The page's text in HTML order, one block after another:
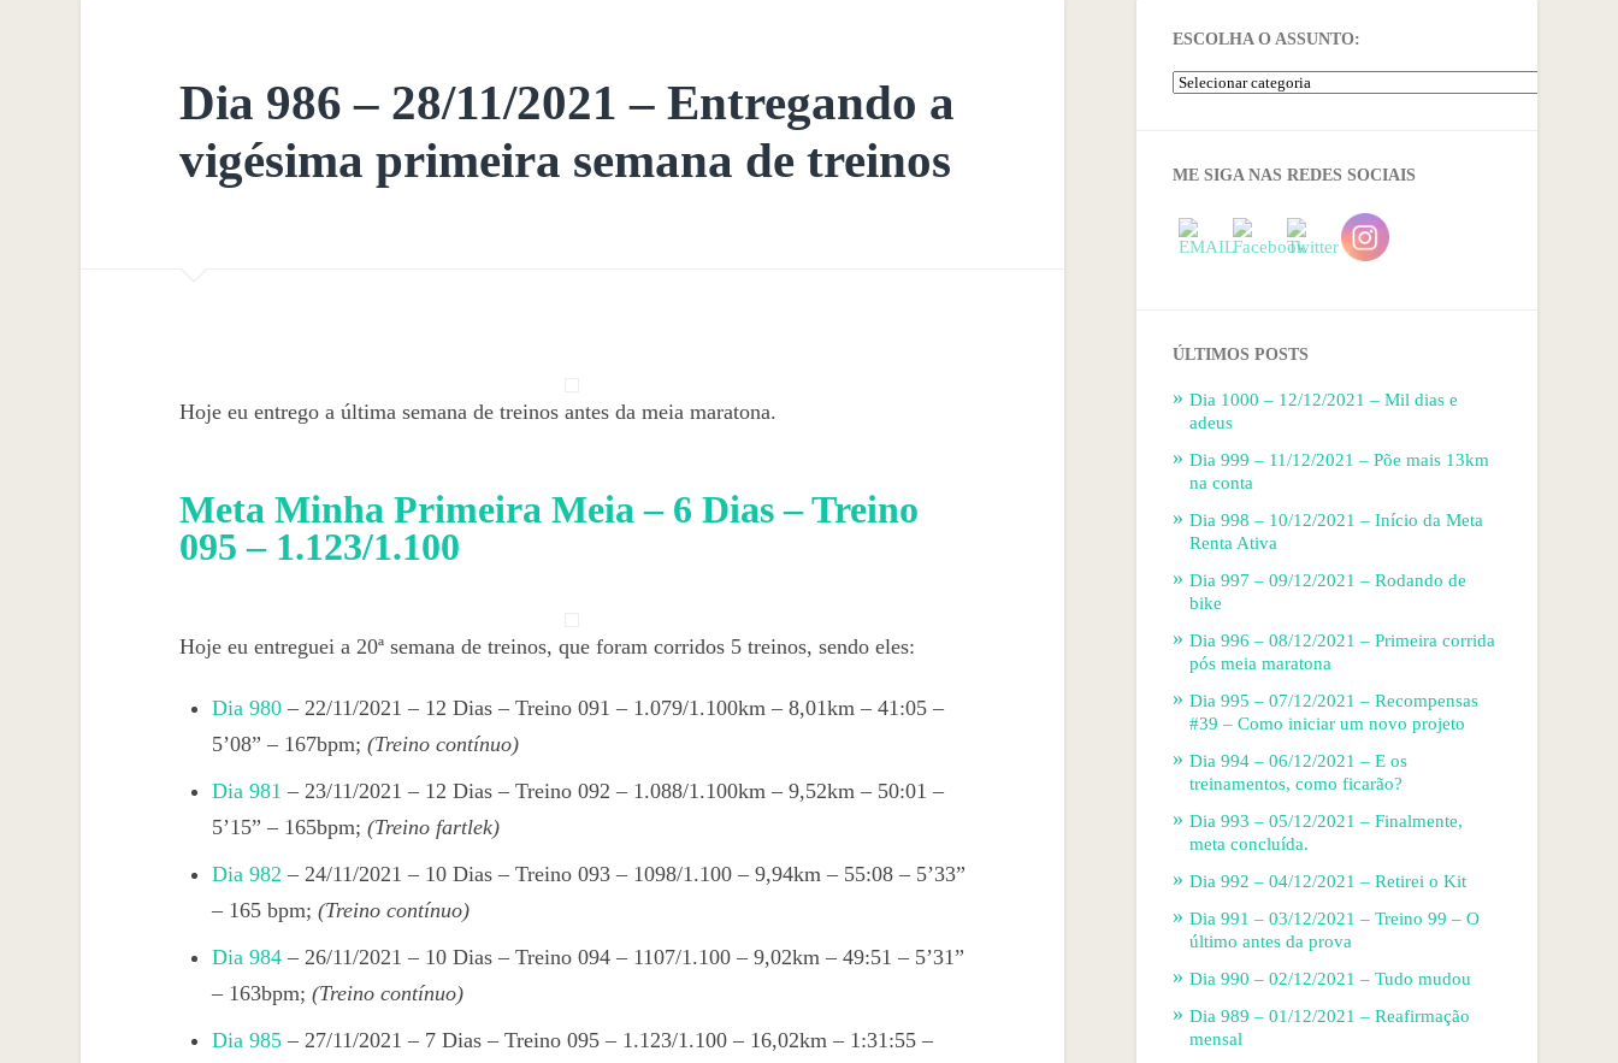
Dia 986 – 28/11/2021 – Entregando a
vigésima primeira semana de treinos
Hoje eu entrego a última semana de treinos antes da meia maratona.
Meta Minha Primeira Meia – 6 Dias – Treino
095 – 1.123/1.100
Hoje eu entreguei a 20ª semana de treinos, que foram corridos 5 treinos, sendo eles:
Dia 980– 22/11/2021 – 12 Dias – Treino 091 – 1.079/1.100km – 8,01km – 41:05 –
5’08” – 167bpm; (Treino contínuo)
Dia 981 – 23/11/2021 – 12 Dias – Treino 092 – 1.088/1.100km – 9,52km – 50:01 –
5’15” – 165bpm; (Treino fartlek)
Dia 982 – 24/11/2021 – 10 Dias – Treino 093 – 1098/1.100 – 9,94km – 55:08 – 5’33”
– 165 bpm; (Treino contínuo)
Dia 984– 26/11/2021 – 10 Dias – Treino 094 – 1107/1.100 – 9,02km – 49:51 – 5’31”
– 163bpm; (Treino contínuo)
Dia 985– 27/11/2021 – 7 Dias – Treino 095 – 1.123/1.100 – 16,02km – 1:31:55 –
ESCOLHA O ASSUNTO:
ME SIGA NAS REDES SOCIAIS
ÚLTIMOS POSTS
Dia 1000 – 12/12/2021 – Mil dias e
adeus
Dia 999 – 11/12/2021 – Põe mais 13km
na conta
Dia 998 – 10/12/2021 – Início da Meta
Renta Ativa
Dia 997 – 09/12/2021 – Rodando de
bike
Dia 996 – 08/12/2021 – Primeira corrida
pós meia maratona
Dia 995 – 07/12/2021 – Recompensas
#39 – Como iniciar um novo projeto
Dia 994 – 06/12/2021 – E os
treinamentos, como ficarão?
Dia 993 – 05/12/2021 – Finalmente,
meta concluída.
Dia 992 – 04/12/2021 – Retirei o Kit
Dia 991 – 03/12/2021 – Treino 99 – O
último antes da prova
Dia 990 – 02/12/2021 – Tudo mudou
Dia 989 – 01/12/2021 – Reafirmação
mensal